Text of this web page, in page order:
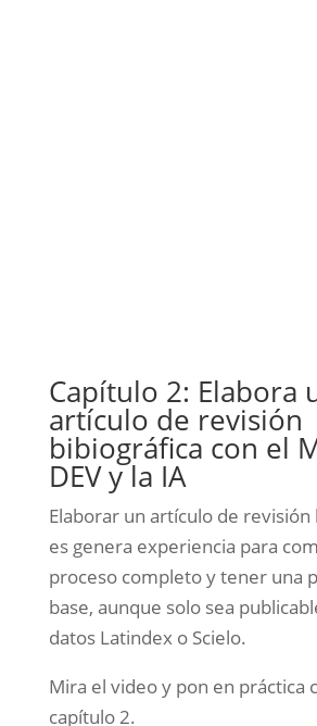
Capítulo 2: Elabora
artículo de revisión
bibiográfica con el
DEV y la IA
Elaborar un artículo de revisión
es genera experiencia para
proceso completo y tener una
base, aunque solo sea
datos Latindex o Scielo.
Mira el video y pon en práctica
capítulo 2.